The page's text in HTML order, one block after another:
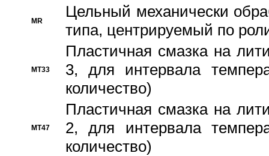
MR
Цельный механически
типа, центрируемый по
MT33
Пластичная смазка на
3, для интервала
количество)
MT47
Пластичная смазка на
2, для интервала
количество)